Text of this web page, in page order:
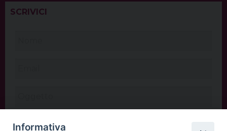
SCRIVICI
Informativa